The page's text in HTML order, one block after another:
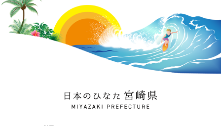
日本のひなた 宮崎県
MIYAZAKI PREFECTURE